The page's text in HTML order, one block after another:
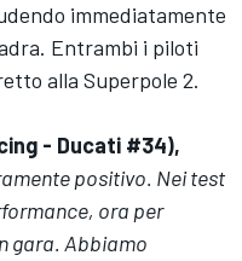
immediatamente
Entrambi i piloti
alla Superpole 2.
- Ducati #34),
positivo. Nei test
ora per
gara. Abbiamo